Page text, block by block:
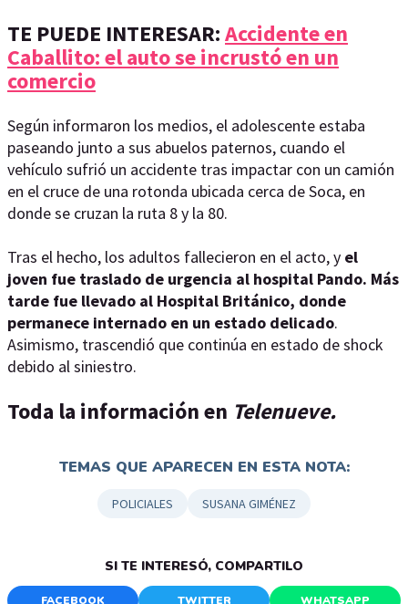
TE PUEDE INTERESAR:Accidente en
Caballito: el auto se incrustó en un
comercio
Según informaron los medios, el adolescente estaba
paseando junto a sus abuelos paternos, cuando el
vehículo sufrió un accidente tras impactar con un camión
en el cruce de una rotonda ubicada cerca de Soca, en
donde se cruzan la ruta 8 y la 80.
Tras el hecho, los adultos fallecieron en el acto, y el
joven fue traslado de urgencia al hospital Pando. Más
tarde fue llevado al Hospital Británico, donde
permanece internado en un estado delicado.
Asimismo, trascendió que continúa en estado de shock
debido al siniestro.
Toda la información en Telenueve.
TEMAS QUE APARECEN EN ESTA NOTA:
POLICIALES SUSANA GIMÉNEZ
SI TE INTERESÓ, COMPARTILO
FACEBOOK TWITTER WHATSAPP